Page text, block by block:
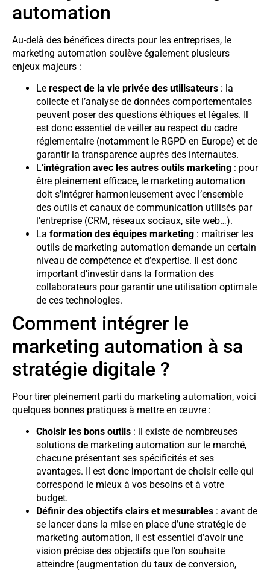
automation
Au-delà des bénéfices directs pour les entreprises, le
marketing automation soulève également plusieurs
enjeux majeurs :
Le respect de la vie privée des utilisateurs : la
collecte et l’analyse de données comportementales
peuvent poser des questions éthiques et légales. Il
est donc essentiel de veiller au respect du cadre
réglementaire (notamment le RGPD en Europe) et de
garantir la transparence auprès des internautes.
L’intégration avec les autres outils marketing : pour
être pleinement efficace, le marketing automation
doit s’intégrer harmonieusement avec l’ensemble
des outils et canaux de communication utilisés par
l’entreprise (CRM, réseaux sociaux, site web…).
La formation des équipes marketing : maîtriser les
outils de marketing automation demande un certain
niveau de compétence et d’expertise. Il est donc
important d’investir dans la formation des
collaborateurs pour garantir une utilisation optimale
de ces technologies.
Comment intégrer le
marketing automation à sa
stratégie digitale ?
Pour tirer pleinement parti du marketing automation, voici
quelques bonnes pratiques à mettre en œuvre :
Choisir les bons outils : il existe de nombreuses
solutions de marketing automation sur le marché,
chacune présentant ses spécificités et ses
avantages. Il est donc important de choisir celle qui
correspond le mieux à vos besoins et à votre
budget.
Définir des objectifs clairs et mesurables : avant de
se lancer dans la mise en place d’une stratégie de
marketing automation, il est essentiel d’avoir une
vision précise des objectifs que l’on souhaite
atteindre (augmentation du taux de conversion,